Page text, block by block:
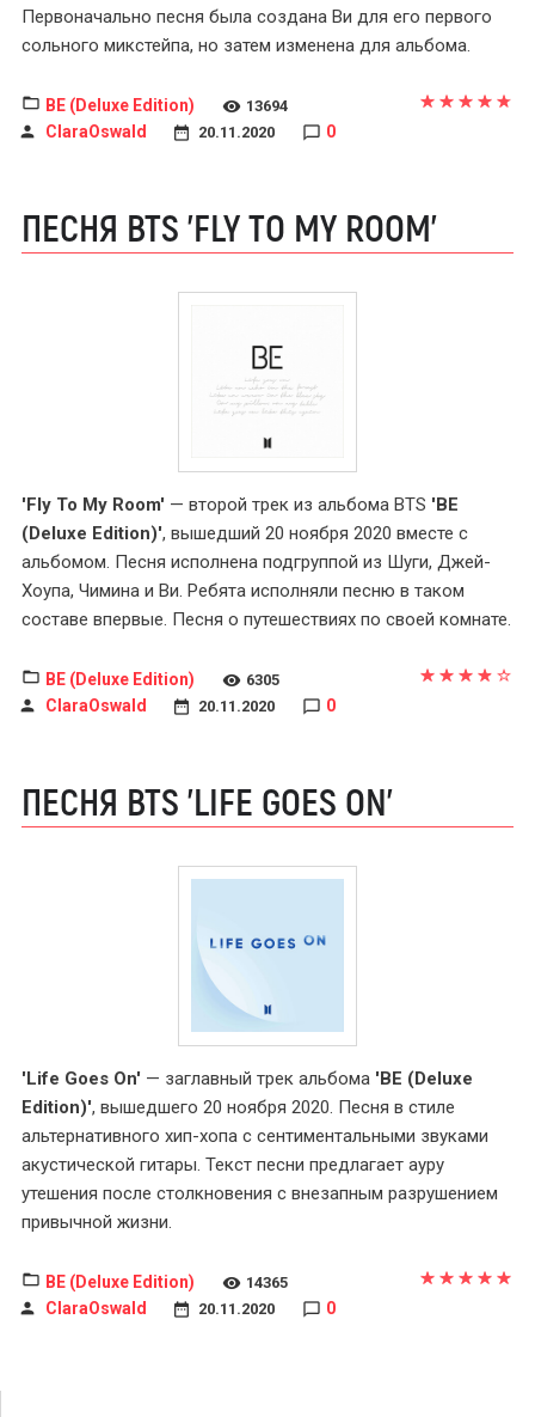
Первоначально песня была создана Ви для его первого
сольного микстейпа, но затем изменена для альбома.
BE (Deluxe Edition) 13694
ClaraOswald 20.11.2020 0
ПЕСНЯ BTS 'FLY TO MY ROOM'
'Fly To My Room' — второй трек из альбома BTS 'BE
(Deluxe Edition)', вышедший 20 ноября 2020 вместе с
альбомом. Песня исполнена подгруппой из Шуги, Джей-
Хоупа, Чимина и Ви. Ребята исполняли песню в таком
составе впервые. Песня о путешествиях по своей комнате.
BE (Deluxe Edition) 6305
ClaraOswald 20.11.2020 0
ПЕСНЯ BTS 'LIFE GOES ON'
'Life Goes On' — заглавный трек альбома 'BE (Deluxe
Edition)', вышедшего 20 ноября 2020. Песня в стиле
альтернативного хип-хопа с сентиментальными звуками
акустической гитары. Текст песни предлагает ауру
утешения после столкновения с внезапным разрушением
привычной жизни.
BE (Deluxe Edition) 14365
ClaraOswald 20.11.2020 0